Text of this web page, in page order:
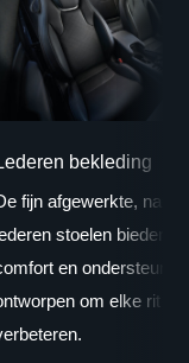
bekleding
fijn afgewerkte,
stoelen bieden
en
om elke rit te